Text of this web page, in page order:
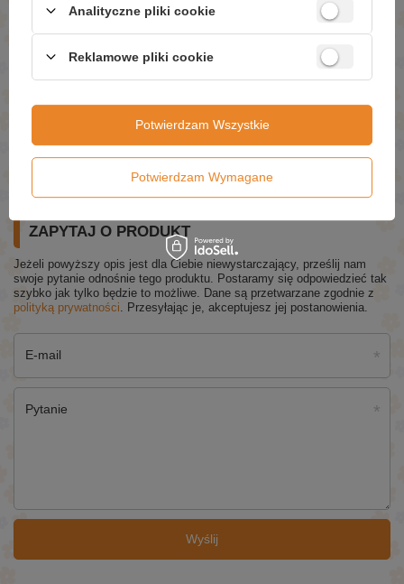
£4.89 (-5% Promocja czasowa)
Tolpa Energy Boost Krem pod oczy na zmęczenie 15ml
Ziaja Jaśmin Oczyszczajacy Płyn Micelarny 50+ dla
£5.79 (-5% Promocja czasowa)
ZAPYTAJ O PRODUKT
Jeżeli powyższy opis jest dla Ciebie niewystarczający, prześlij nam
swoje pytanie odnośnie tego produktu. Postaramy się odpowiedzieć tak
szybko jak tylko będzie to możliwe. Dane są przetwarzane zgodnie z
polityką prywatności . Przesyłając je, akceptujesz jej postanowienia.
E-mail
Pytanie
Wyślij
Analityczne pliki cookie
Reklamowe pliki cookie
Potwierdzam Wymagane
Potwierdzam Wszystkie